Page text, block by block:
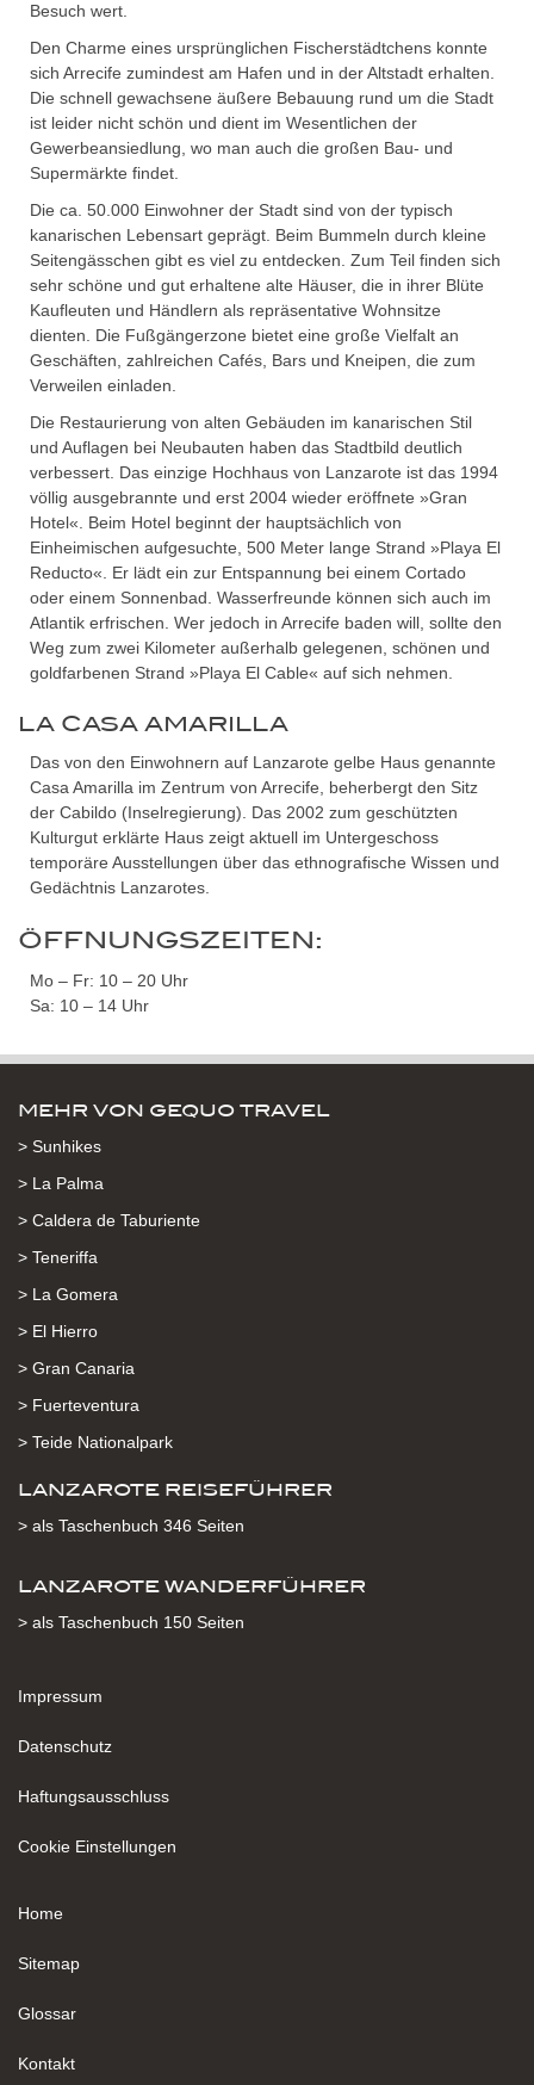
Besuch wert.
Den Charme eines ursprünglichen Fischerstädtchens konnte
sich Arrecife zumindest am Hafen und in der Altstadt erhalten.
Die schnell gewachsene äußere Bebauung rund um die Stadt
ist leider nicht schön und dient im Wesentlichen der
Gewerbeansiedlung, wo man auch die großen Bau- und
Supermärkte findet.
Die ca. 50.000 Einwohner der Stadt sind von der typisch
kanarischen Lebensart geprägt. Beim Bummeln durch kleine
Seitengässchen gibt es viel zu entdecken. Zum Teil finden sich
sehr schöne und gut erhaltene alte Häuser, die in ihrer Blüte
Kaufleuten und Händlern als repräsentative Wohnsitze
dienten. Die Fußgängerzone bietet eine große Vielfalt an
Geschäften, zahlreichen Cafés, Bars und Kneipen, die zum
Verweilen einladen.
Die Restaurierung von alten Gebäuden im kanarischen Stil
und Auflagen bei Neubauten haben das Stadtbild deutlich
verbessert. Das einzige Hochhaus von Lanzarote ist das 1994
völlig ausgebrannte und erst 2004 wieder eröffnete »Gran
Hotel«. Beim Hotel beginnt der hauptsächlich von
Einheimischen aufgesuchte, 500 Meter lange Strand »Playa El
Reducto«. Er lädt ein zur Entspannung bei einem Cortado
oder einem Sonnenbad. Wasserfreunde können sich auch im
Atlantik erfrischen. Wer jedoch in Arrecife baden will, sollte den
Weg zum zwei Kilometer außerhalb gelegenen, schönen und
goldfarbenen Strand »Playa El Cable« auf sich nehmen.
LA CASA AMARILLA
Das von den Einwohnern auf Lanzarote gelbe Haus genannte
Casa Amarilla im Zentrum von Arrecife, beherbergt den Sitz
der Cabildo (Inselregierung). Das 2002 zum geschützten
Kulturgut erklärte Haus zeigt aktuell im Untergeschoss
temporäre Ausstellungen über das ethnografische Wissen und
Gedächtnis Lanzarotes.
ÖFFNUNGSZEITEN:
Mo – Fr: 10 – 20 Uhr
Sa: 10 – 14 Uhr
MEHR VON GEQUO TRAVEL
> Sunhikes
> La Palma
> Caldera de Taburiente
> Teneriffa
> La Gomera
> El Hierro
> Gran Canaria
> Fuerteventura
> Teide Nationalpark
LANZAROTE REISEFÜHRER
> als Taschenbuch 346 Seiten
LANZAROTE WANDERFÜHRER
> als Taschenbuch 150 Seiten
Impressum
Datenschutz
Haftungsausschluss
Cookie Einstellungen
Home
Sitemap
Glossar
Kontakt